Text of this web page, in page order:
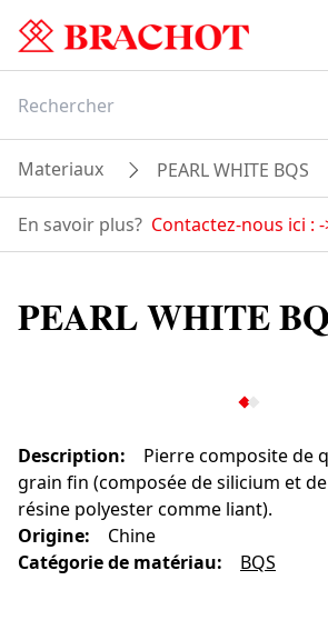
Materiaux PEARL WHITE BQS
En savoir plus? Contactez-nous ici :
PEARL WHITE
Description:
Pierre composite de
grain fin (composée de silicium et
résine polyester comme liant).
Origine:
Chine
Catégorie de matériau: BQS